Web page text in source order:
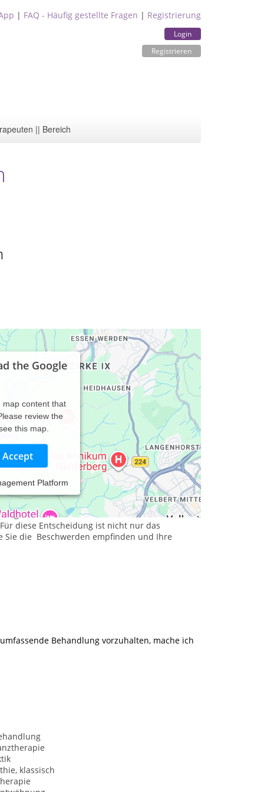
| FAQ - Häufig gestellte Fragen | Registrierung
Login
Registrieren
|| Bereich
the Google
map content that
review the
this map.
Accept
Platform
in erster Linie dazu, die
Ich bin mit unterschiedlichen Verfahren vertraut,
gemeinsam mit Ihnen das Verfahren auswähle,
diese Entscheidung ist nicht nur das
Sie die Beschwerden empfinden und Ihre
Behandlung vorzuhalten, mache ich
klassisch